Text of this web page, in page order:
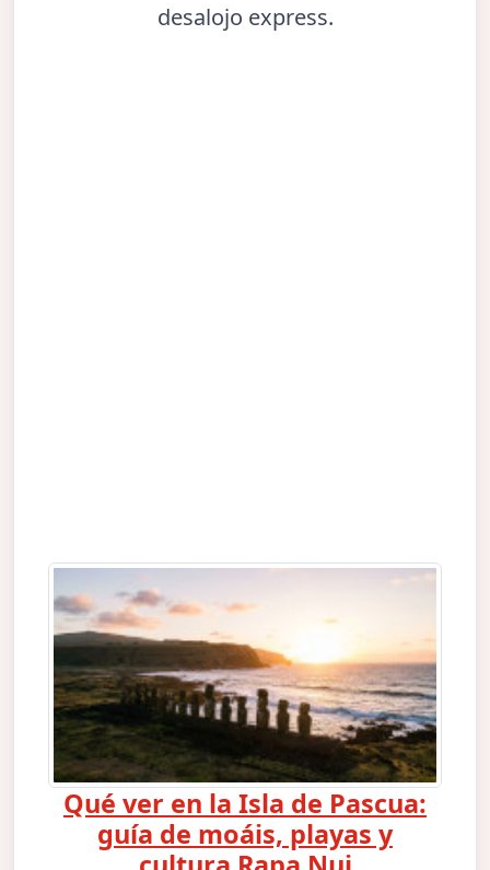
desalojo express.
Qué ver en la Isla de Pascua:
guía de moáis, playas y